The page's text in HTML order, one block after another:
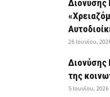
Διονύσης
26 Ιουνίου,
Διονύσης
της
5 Ιουνίου, 2026